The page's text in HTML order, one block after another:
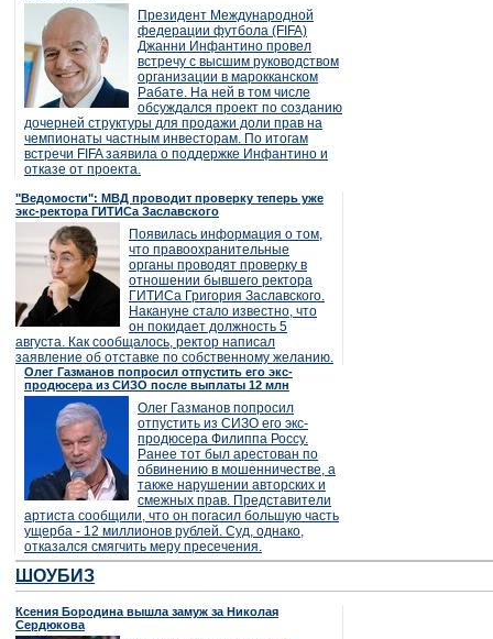
Президент Международной
федерации футбола (FIFA)
Джанни Инфантино провел
встречу с высшим руководством
организации в марокканском
Рабате. На ней в том числе
обсуждался проект по созданию
дочерней структуры для продажи доли прав на
чемпионаты частным инвесторам. По итогам
встречи FIFA заявила о поддержке Инфантино и
отказе от проекта.
"Ведомости": МВД проводит проверку теперь уже
экс-ректора ГИТИСа Заславского
Появилась информация о том,
что правоохранительные
органы проводят проверку в
отношении бывшего ректора
ГИТИСа Григория Заславского.
Накануне стало известно, что
он покидает должность 5
августа. Как сообщалось, ректор написал
заявление об отставке по собственному желанию.
Олег Газманов попросил отпустить его экс-
продюсера из СИЗО после выплаты 12 млн
Олег Газманов попросил
отпустить из СИЗО его экс-
продюсера Филиппа Россу.
Ранее тот был арестован по
обвинению в мошенничестве, а
также нарушении авторских и
смежных прав. Представители
артиста сообщили, что он погасил большую часть
ущерба - 12 миллионов рублей. Суд, однако,
отказался смягчить меру пресечения.
ШОУБИЗ
Ксения Бородина вышла замуж за Николая
Сердюкова